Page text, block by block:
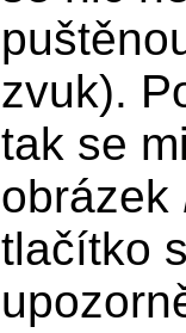
zvuk).
tak se
obrázek
tlačítko